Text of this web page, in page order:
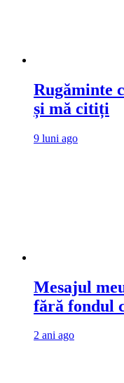
Rugăminte
și mă citiți
9 luni ago
Mesajul
fără fondul
2 ani ago